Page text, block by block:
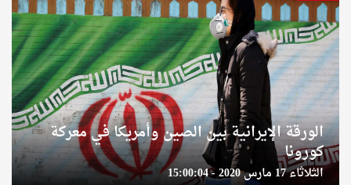
الورقة الإيرانية بين الصين وأمريكا في معركة
كورونا
الثلاثاء 17 مارس 2020 - 15:00:04